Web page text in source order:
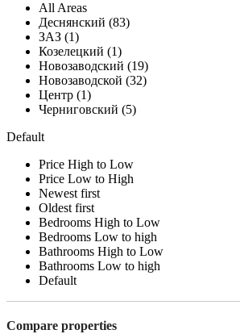
All Areas
Деснянский (83)
ЗАЗ (1)
Козелецкий (1)
Новозаводский (19)
Новозаводской (32)
Центр (1)
Черниговский (5)
Default
Price High to Low
Price Low to High
Newest first
Oldest first
Bedrooms High to Low
Bedrooms Low to high
Bathrooms High to Low
Bathrooms Low to high
Default
Compare properties